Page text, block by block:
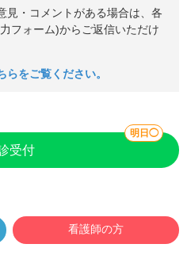
見・コメントがある場合は、各
フォーム)からご返信いただけ
をご覧ください。
受付
明日◯
看護師の方